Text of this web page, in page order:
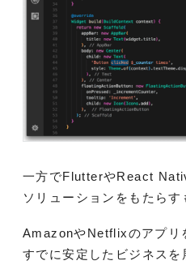
一方でFlutterやReact
ソリューションをもたらす
AmazonやNetflixのアプリ
すでに安定したビジネス